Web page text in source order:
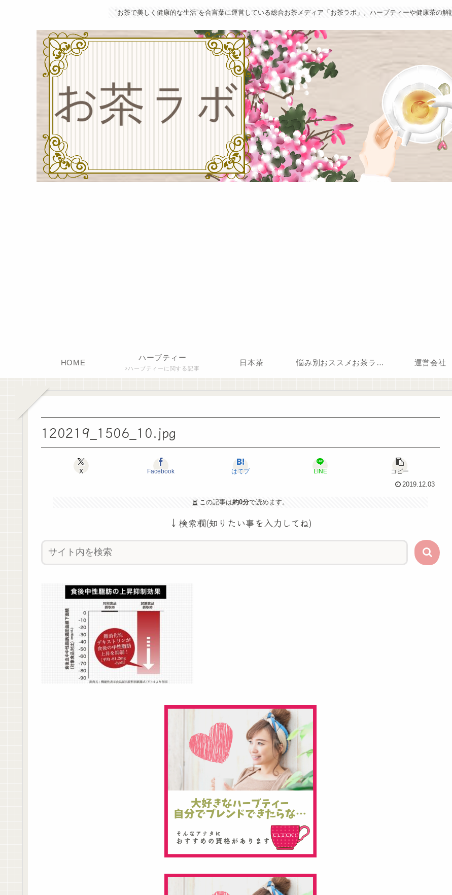
”お茶で美しく健康的な生活”を合言葉に運営している総合お茶メディア「お茶ラボ」。ハーブティーや健康茶の
HOME
ハーブティー
ハーブティーに関する記事
日本茶 悩み別おススメお茶ランキング 運営会社
120219_1506_10.jpg
X Facebook はてブ LINE
コピー
2019.12.03
この記事は約0分で読めます。
↓検索欄(知りたい事を入力してね)